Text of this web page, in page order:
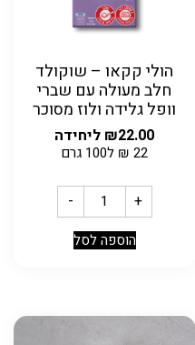
הולי קקאו – שוקולד
חלב מעולה עם שברי
וופל גלידה ולוז מסוכר
₪22.00 ליחידה
22
₪ ל100 גרם
- +
הוספה לסל